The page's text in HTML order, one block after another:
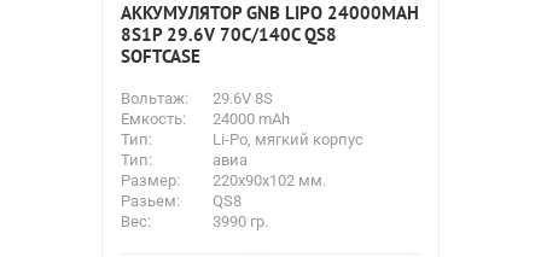
АККУМУЛЯТОР GNB LIPO 24000MAH
8S1P 29.6V 70С/140C QS8
SOFTCASE
Вольтаж:
29.6V 8S
Емкость:
24000 mAh
Тип:
Li-Po, мягкий корпус
Тип:
авиа
Размер:
220x90x102 мм.
Разьем:
QS8
Вес:
3990 гр.